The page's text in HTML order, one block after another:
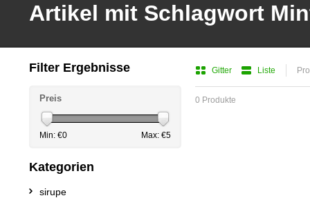
Artikel mit Schlagwort
Gitter Liste
0 Produkte
Filter Ergebnisse
Preis
Min: €0 Max: €5
Kategorien
sirupe